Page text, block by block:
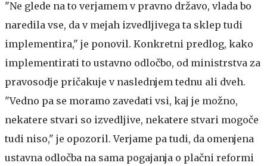
"Ne glede na to verjamem v pravno državo, vlada bo
naredila vse, da v mejah izvedljivega ta sklep tudi
implementira," je ponovil. Konkretni predlog, kako
implementirati to ustavno odločbo, od ministrstva za
pravosodje pričakuje v naslednjem tednu ali dveh.
"Vedno pa se moramo zavedati vsi, kaj je možno,
nekatere stvari so izvedljive, nekatere stvari mogoče
tudi niso," je opozoril. Verjame pa tudi, da omenjena
ustavna odločba na sama pogajanja o plačni reformi